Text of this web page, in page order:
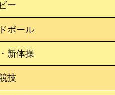
ー
ボール
新体操
技